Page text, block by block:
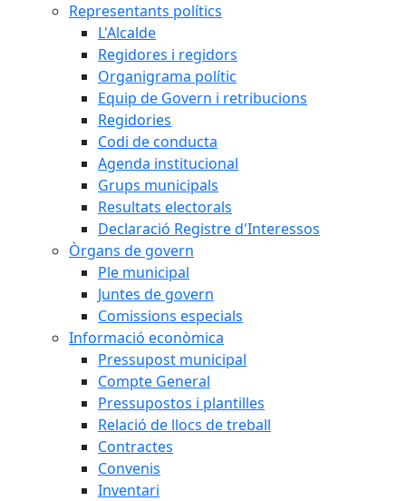
Representants polítics
L'Alcalde
Regidores i regidors
Organigrama polític
Equip de Govern i retribucions
Regidories
Codi de conducta
Agenda institucional
Grups municipals
Resultats electorals
Declaració Registre d'Interessos
Òrgans de govern
Ple municipal
Juntes de govern
Comissions especials
Informació econòmica
Pressupost municipal
Compte General
Pressupostos i plantilles
Relació de llocs de treball
Contractes
Convenis
Inventari